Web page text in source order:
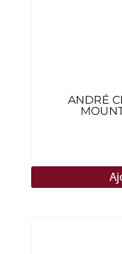
ANDRÉ